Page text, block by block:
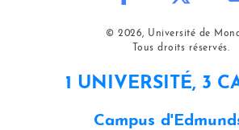
© 2026, Université de
Tous droits réservés.
1 UNIVERSITÉ, 3
Campus